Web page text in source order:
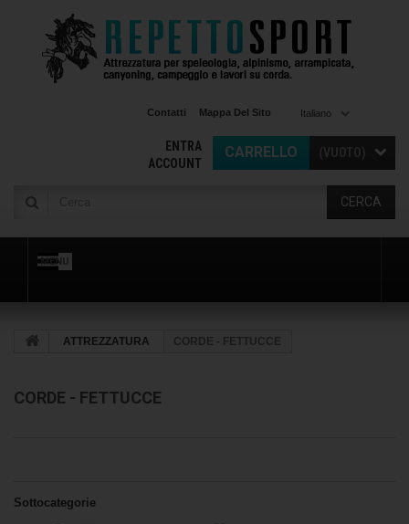
Italiano
Contatti Mappa Del Sito
CARRELLO
ENTRA
ACCOUNT
CERCA
MENU
ATTREZZATURA CORDE - FETTUCCE
CORDE - FETTUCCE
Sottocategorie